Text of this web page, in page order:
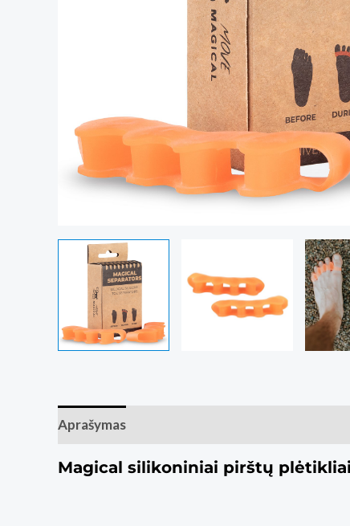
Aprašymas
Magical silikoniniai pirštų plėtikliai